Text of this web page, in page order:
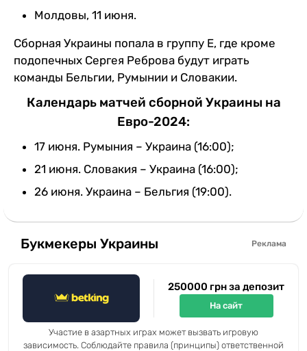
Молдовы, 11 июня.
Сборная Украины попала в группу Е, где кроме
подопечных Сергея Реброва будут играть
команды Бельгии, Румынии и Словакии.
Календарь матчей сборной Украины на
Евро-2024:
17 июня. Румыния – Украина (16:00);
21 июня. Словакия – Украина (16:00);
26 июня. Украина – Бельгия (19:00).
Букмекеры Украины Реклама
250000 грн за депозит
На сайт
Участие в азартных играх может вызвать игровую
зависимость. Соблюдайте правила (принципы) ответственной